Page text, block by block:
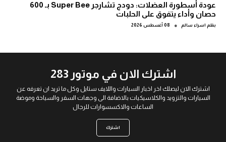
عودة أسطورة العضلات: دودج تشارجر Super Bee بـ 600
حصان وأداء يتفوق على الحلبات
بقلم اسراء سالم ● 08 أغسطس 2026
اشترك الان في موتور 283
اشترك الان ليصلك اخر اخبار السيارات واللايف ستايل وكل ما تريد ان تعرفه عن
السيارات والتزويد والكلاسيكيات بالاضافة الى وجهات السفر والسياحة وموضة
الساعات والاكسسوارات للرجال
اشترك